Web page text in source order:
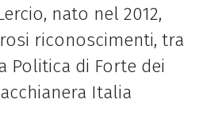
nato nel 2012,
riconoscimenti, tra
Politica di Forte dei
Italia